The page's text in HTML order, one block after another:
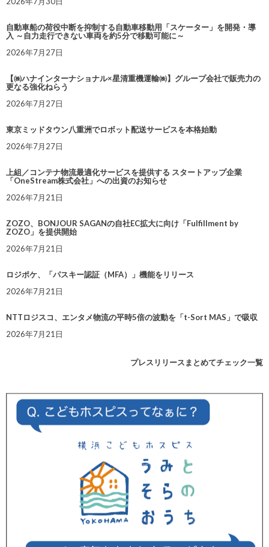
自動車船の荷役中断を抑制する自動車移動用「スケーター」を開発・導
入 ～自力走行できない車両を約5分で移動可能に～
2026年7月27日
【㈱ハナインターナショナル×星清重機運輸㈱】グループ会社で販売力の
更なる強化ねらう
2026年7月27日
東京ミッドタウン八重洲でロボット配送サービスを本格始動
2026年7月27日
上組／コンテナ物流最適化サービスを提供する スタートアップ企業
「OneStream株式会社」への出資のお知らせ
2026年7月21日
ZOZO、BONJOUR SAGANの自社EC拡大に向け「Fulfillment by
ZOZO」を提供開始
2026年7月21日
ロジポケ、「パスキー認証（MFA）」機能をリリース
2026年7月21日
NTTロジスコ、エンタメ物流の平時5倍の波動を「t-Sort MAS」で吸収
2026年7月21日
プレスリリースまとめてチェック一覧